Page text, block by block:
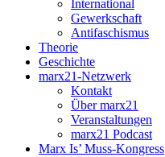
International
Gewerkschaft
Antifaschismus
Theorie
Geschichte
marx21-Netzwerk
Kontakt
Über marx21
Veranstaltungen
marx21 Podcast
Marx Is’ Muss-Kongress